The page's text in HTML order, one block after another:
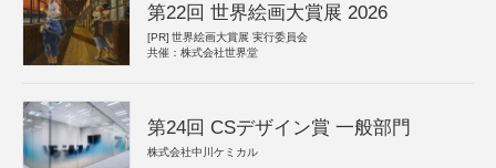
第22回 世界絵画大賞展 2026
[PR] 世界絵画大賞展 実行委員会
共催：株式会社世界堂
第24回 CSデザイン賞 一般部門
株式会社中川ケミカル